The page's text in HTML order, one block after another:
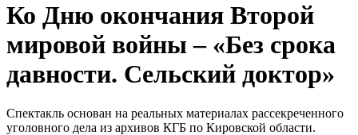
Ко Дню окончания Второй
мировой войны – «Без срока
давности. Сельский доктор»
Спектакль основан на реальных материалах рассекреченного
уголовного дела из архивов КГБ по Кировской области.